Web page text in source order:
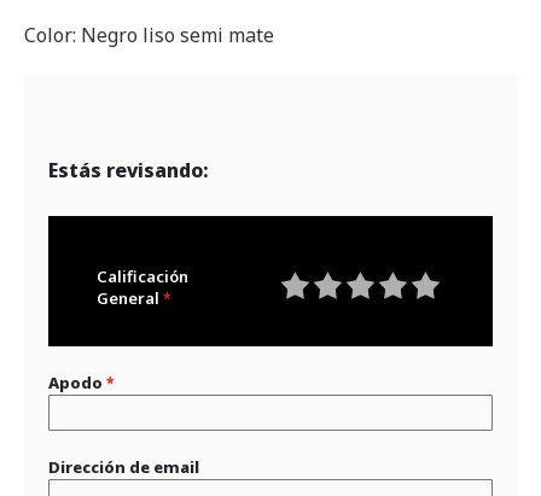
Color: Negro liso semi mate
Estás revisando:
Calificación
General
Apodo
Dirección de email